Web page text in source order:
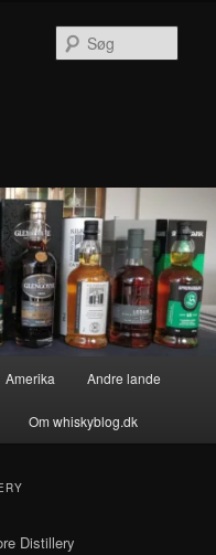
Amerika Andre lande
Om whiskyblog.dk
Distillery